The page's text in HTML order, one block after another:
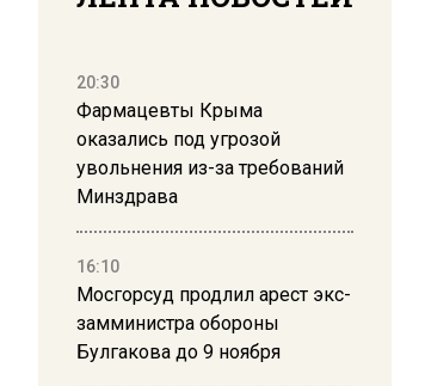
20:30
Фармацевты Крыма
оказались под угрозой
увольнения из-за требований
Минздрава
16:10
Мосгорсуд продлил арест экс-
замминистра обороны
Булгакова до 9 ноября